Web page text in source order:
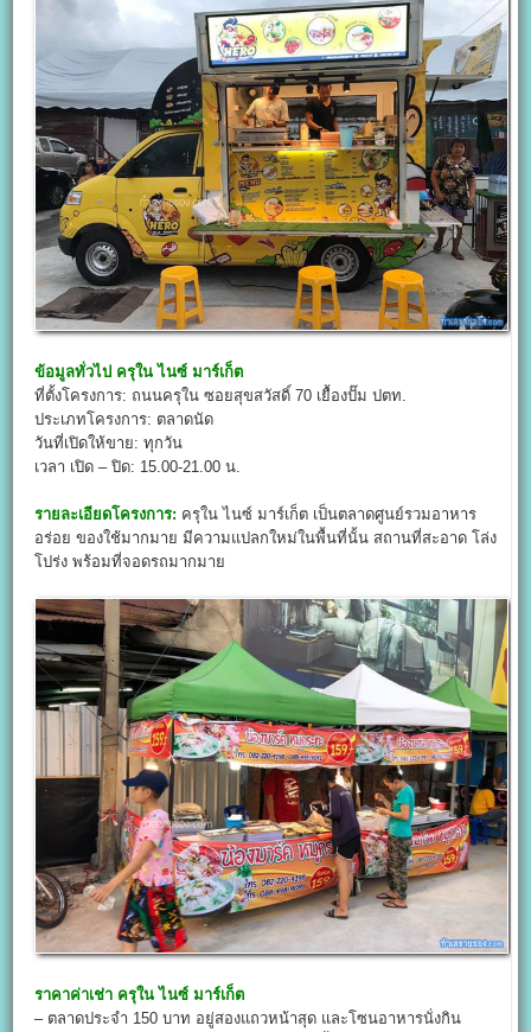
ข้อมูลทั่วไป ครุใน ไนซ์ มาร์เก็ต
ที่ตั้งโครงการ: ถนนครุใน ซอยสุขสวัสดิ์ 70 เยื้องปั๊ม ปตท.
ประเภทโครงการ: ตลาดนัด
วันที่เปิดให้ขาย: ทุกวัน
เวลา เปิด – ปิด: 15.00-21.00 น.
รายละเอียดโครงการ: ครุใน ไนซ์ มาร์เก็ต เป็นตลาดศูนย์รวมอาหาร
อร่อย ของใช้มากมาย มีความแปลกใหม่ในพื้นที่นั้น สถานที่สะอาด โล่ง
โปร่ง พร้อมที่จอดรถมากมาย
ราคาค่าเช่า ครุใน ไนซ์ มาร์เก็ต
– ตลาดประจำ 150 บาท อยู่สองแถวหน้าสุด และโซนอาหารนั่งกิน